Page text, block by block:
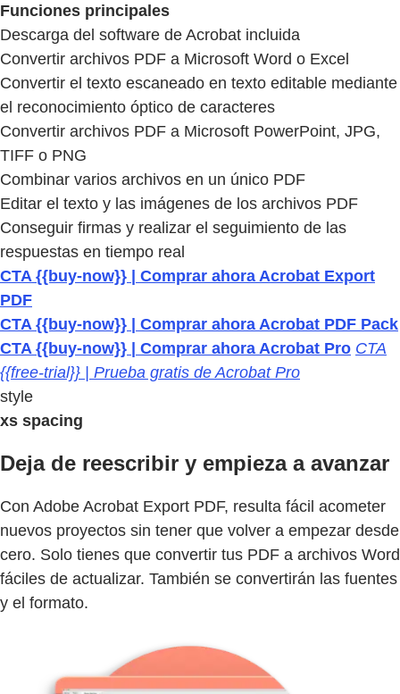
Funciones principales
Descarga del software de Acrobat incluida
Convertir archivos PDF a Microsoft Word o Excel
Convertir el texto escaneado en texto editable mediante
el reconocimiento óptico de caracteres
Convertir archivos PDF a Microsoft PowerPoint, JPG,
TIFF o PNG
Combinar varios archivos en un único PDF
Editar el texto y las imágenes de los archivos PDF
Conseguir firmas y realizar el seguimiento de las
respuestas en tiempo real
CTA {{buy-now}} | Comprar ahora Acrobat Export
PDF
CTA {{buy-now}} | Comprar ahora Acrobat PDF Pack
CTA {{buy-now}} | Comprar ahora Acrobat Pro CTA
{{free-trial}} | Prueba gratis de Acrobat Pro
style
xs spacing
Deja de reescribir y empieza a avanzar
Con Adobe Acrobat Export PDF, resulta fácil acometer
nuevos proyectos sin tener que volver a empezar desde
cero. Solo tienes que convertir tus PDF a archivos Word
fáciles de actualizar. También se convertirán las fuentes
y el formato.